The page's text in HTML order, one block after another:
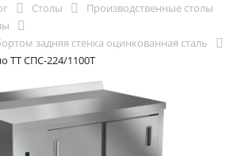
Столы
Производственные столы
задняя стенка оцинкованная сталь
ТТ СПС-224/1100Т